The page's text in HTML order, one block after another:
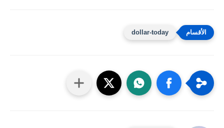
dollar-today